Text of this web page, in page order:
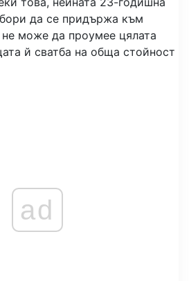
да се придържа към
може да проумее цялата
й сватба на обща стойност
ad